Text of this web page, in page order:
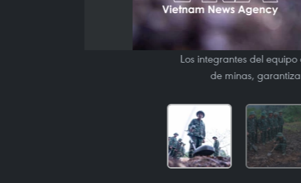
Los integrantes del
de minas,